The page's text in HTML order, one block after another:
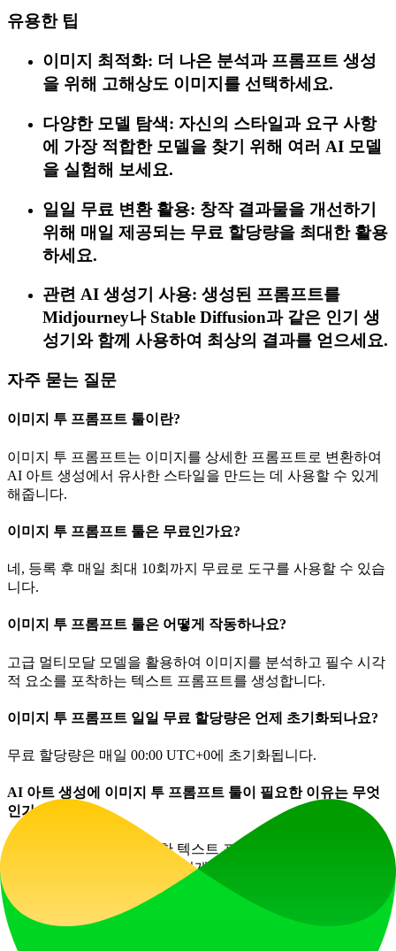
유용한 팁
이미지 최적화: 더 나은 분석과 프롬프트 생성
을 위해 고해상도 이미지를 선택하세요.
다양한 모델 탐색: 자신의 스타일과 요구 사항
에 가장 적합한 모델을 찾기 위해 여러 AI 모델
을 실험해 보세요.
일일 무료 변환 활용: 창작 결과물을 개선하기
위해 매일 제공되는 무료 할당량을 최대한 활용
하세요.
관련 AI 생성기 사용: 생성된 프롬프트를
Midjourney나 Stable Diffusion과 같은 인기 생
성기와 함께 사용하여 최상의 결과를 얻으세요.
자주 묻는 질문
이미지 투 프롬프트 툴이란?
이미지 투 프롬프트는 이미지를 상세한 프롬프트로 변환하여
AI 아트 생성에서 유사한 스타일을 만드는 데 사용할 수 있게
해줍니다.
이미지 투 프롬프트 툴은 무료인가요?
네, 등록 후 매일 최대 10회까지 무료로 도구를 사용할 수 있습
니다.
이미지 투 프롬프트 툴은 어떻게 작동하나요?
고급 멀티모달 모델을 활용하여 이미지를 분석하고 필수 시각
적 요소를 포착하는 텍스트 프롬프트를 생성합니다.
이미지 투 프롬프트 일일 무료 할당량은 언제 초기화되나요?
무료 할당량은 매일 00:00 UTC+0에 초기화됩니다.
AI 아트 생성에 이미지 투 프롬프트 툴이 필요한 이유는 무엇
인가요?
이 도구는 이미지를 정확한 텍스트 프롬프트로 변환하여 원하
는 스타일을 쉽게 재현할 수 있게 함으로써 시각 자료 제작에
필요한 노력을 줄여줍니다.
이미지 투 프롬프트 툴로 NSFW 콘텐츠를 생성할 수 있나요?